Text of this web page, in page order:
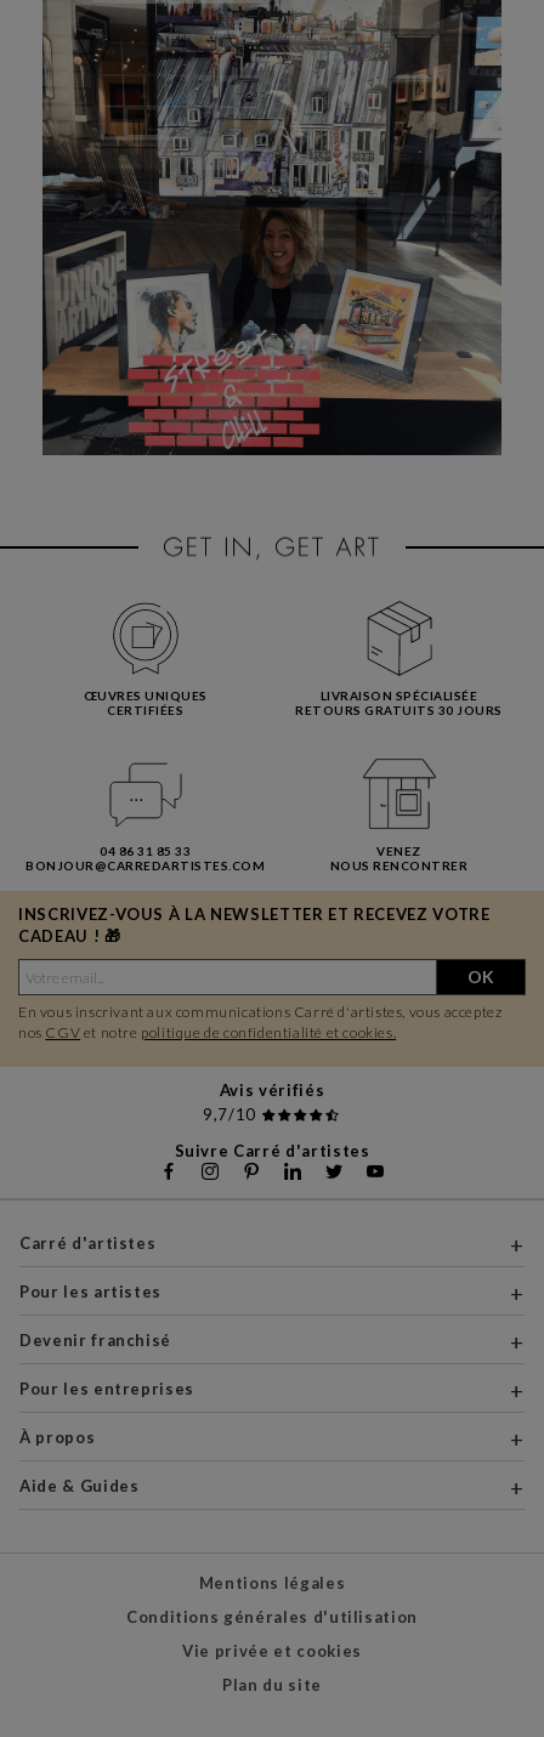
ŒUVRES UNIQUES
CERTIFIÉES
LIVRAISON SPÉCIALISÉE
RETOURS GRATUITS 30 JOURS
04 86 31 85 33
BONJOUR@CARREDARTISTES.COM
VENEZ
NOUS RENCONTRER
INSCRIVEZ-VOUS À LA NEWSLETTER ET RECEVEZ VOTRE
CADEAU ! 🎁
OK
En vous inscrivant aux communications Carré d'artistes, vous acceptez
nos CGV et notre politique de confidentialité et cookies.
Avis vérifiés
9,7/10
Suivre Carré d'artistes
Carré d'artistes
Pour les artistes
Devenir franchisé
Pour les entreprises
À propos
Aide & Guides
Mentions légales
Conditions générales d'utilisation
Vie privée et cookies
Plan du site